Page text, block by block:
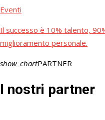
Eventi
Il successo è 10% talento,
miglioramento personale.
show_chartPARTNER
I nostri partner